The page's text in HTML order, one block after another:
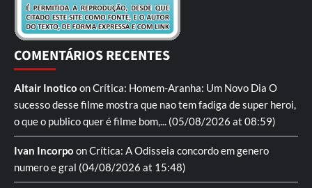
COMENTÁRIOS RECENTES
Altair Inotico onCrítica: Homem-Aranha: Um Novo Dia O
sucesso desse filme mostra que nao tem fadiga de super heroi,
o que o publico quer é filme bom,... (05/08/2026 at 08:59)
Ivan Incorpo onCrítica: A Odisseia concordo em genero
numero e gral (04/08/2026 at 15:48)